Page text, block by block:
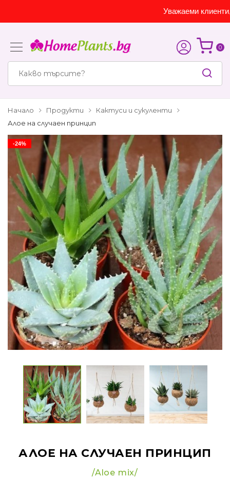
Уважаеми клиенти,
0
Начало Продукти
Кактуси и сукуленти
Алое на случаен принцип
-24%
АЛОЕ НА СЛУЧАЕН ПРИНЦИП
/Aloe mix/